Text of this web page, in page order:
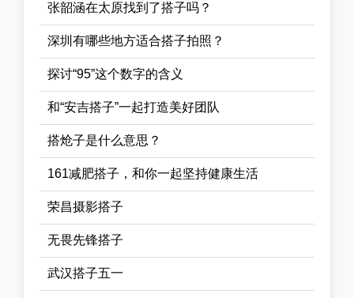
张韶涵在太原找到了搭子吗？
深圳有哪些地方适合搭子拍照？
探讨“95”这个数字的含义
和“安吉搭子”一起打造美好团队
搭炝子是什么意思？
161减肥搭子，和你一起坚持健康生活
荣昌摄影搭子
无畏先锋搭子
武汉搭子五一